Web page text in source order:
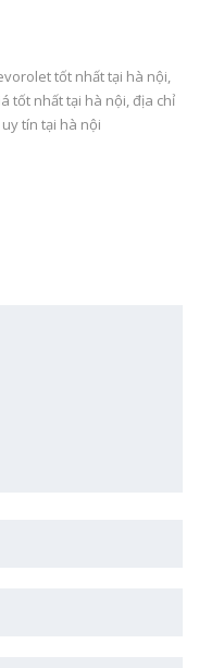
tốt nhất tại hà nội
tốt nhất tại hà nội địa chỉ
tín tại hà nội